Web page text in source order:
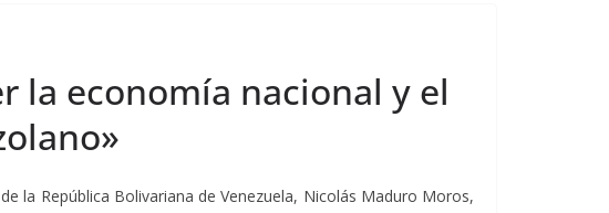
la economía nacional y el
la República Bolivariana de Venezuela, Nicolás Maduro Moros,